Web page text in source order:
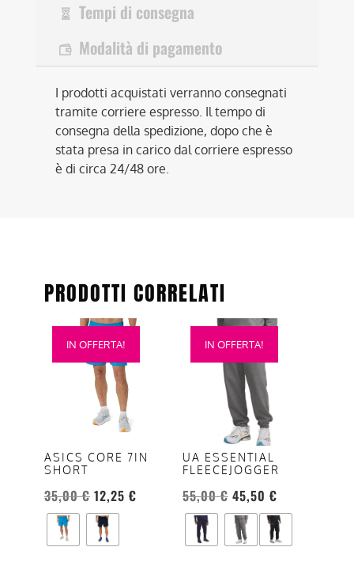
Tempi di consegna
Modalità di pagamento
I prodotti acquistati verranno consegnati
tramite corriere espresso. Il tempo di
consegna della spedizione, dopo che è
stata presa in carico dal corriere espresso
è di circa 24/48 ore.
PRODOTTI CORRELATI
IN OFFERTA!
ASICS CORE 7IN
SHORT
35,00€ 12,25 €
Questo
prodotto
opzioni
possono
essere
scelte
nella
IN OFFERTA!
UA ESSENTIAL
FLEECEJOGGER
55,00€ 45,50 €
Questo
prodotto
varianti.
opzioni
possono
essere
scelte
nella